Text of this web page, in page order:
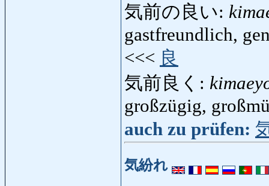
気前の良い:
gastfreundlich,
<<< 良
気前良く:
großzügig,
auch zu prüfen:
気紛れ